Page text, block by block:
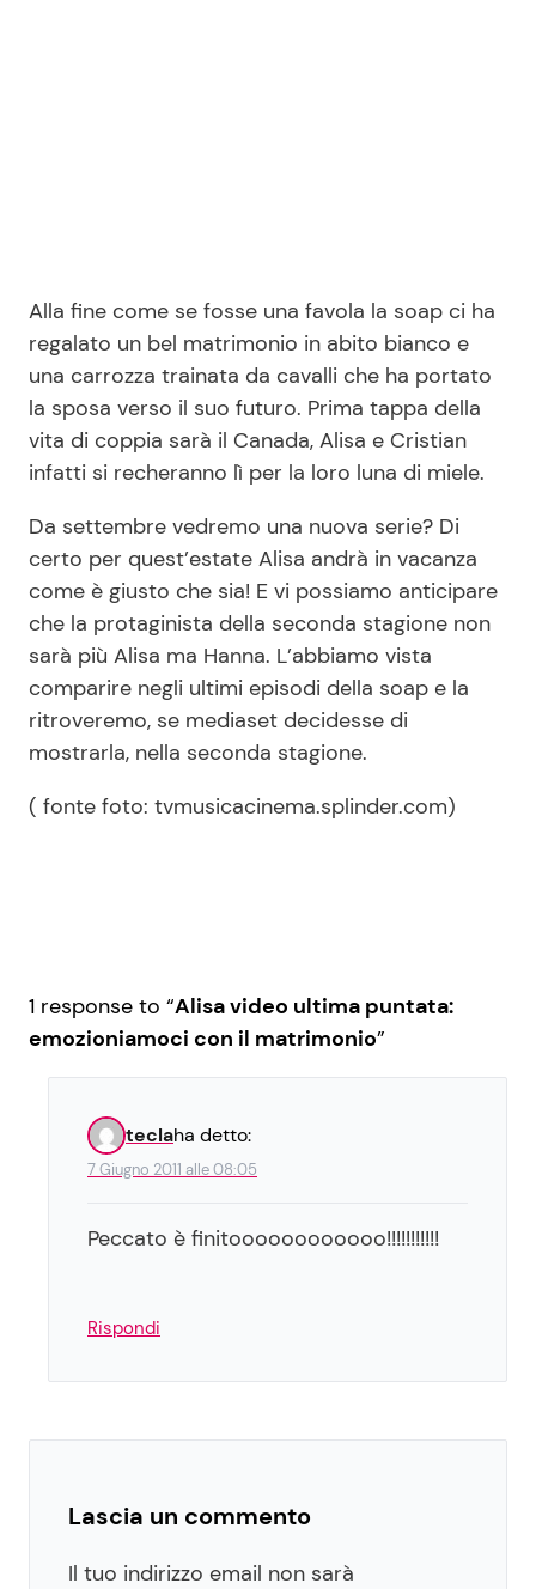
Alla fine come se fosse una favola la soap ci ha
regalato un bel matrimonio in abito bianco e
una carrozza trainata da cavalli che ha portato
la sposa verso il suo futuro. Prima tappa della
vita di coppia sarà il Canada, Alisa e Cristian
infatti si recheranno lì per la loro luna di miele.
Da settembre vedremo una nuova serie? Di
certo per quest’estate Alisa andrà in vacanza
come è giusto che sia! E vi possiamo anticipare
che la protaginista della seconda stagione non
sarà più Alisa ma Hanna. L’abbiamo vista
comparire negli ultimi episodi della soap e la
ritroveremo, se mediaset decidesse di
mostrarla, nella seconda stagione.
( fonte foto: tvmusicacinema.splinder.com)
1 response to “Alisa video ultima puntata:
emozioniamoci con il matrimonio”
teclaha detto:
7 Giugno 2011 alle 08:05
Peccato è finitoooooooooooo!!!!!!!!!!!
Rispondi
Lascia un commento
Il tuo indirizzo email non sarà